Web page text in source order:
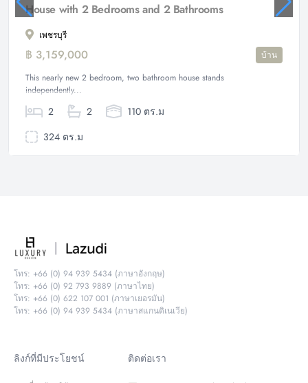
House with 2 Bedrooms and 2 Bathrooms
เพชรบุรี
฿ 3,159,000
บ้าน
This nearly new 2 bedroom, two bathroom house stands
independently...
2 2
110 ตร.ม
324 ตร.ม
โทร: +66 (0) 94 939 5434 (ภาษาอังกฤษ)
โทร: +66 (0) 92 793 9889 (ภาษาไทย)
โทร: +66 (0) 622 107 001 (ภาษาเยอรมัน)
โทร: +66 (0) 94 939 5434 (ภาษาสแกนดิเนเวีย)
ลิงก์ที่มีประโยชน์ ติดต่อเรา